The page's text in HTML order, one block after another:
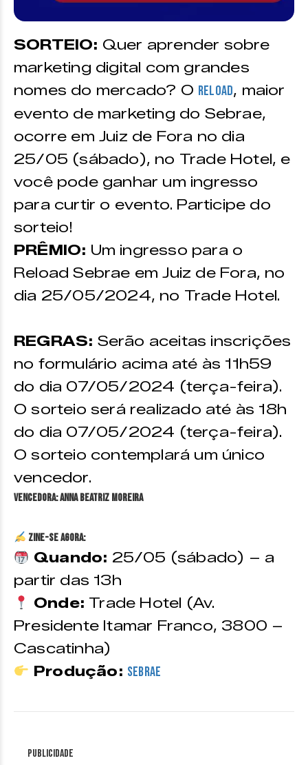
SORTEIO: Quer aprender sobre
marketing digital com grandes
nomes do mercado? O Reload, maior
evento de marketing do Sebrae,
ocorre em Juiz de Fora no dia
25/05 (sábado), no Trade Hotel, e
você pode ganhar um ingresso
para curtir o evento. Participe do
sorteio!
PRÊMIO: Um ingresso para o
Reload Sebrae em Juiz de Fora, no
dia 25/05/2024, no Trade Hotel.
REGRAS: Serão aceitas inscrições
no formulário acima até às 11h59
do dia 07/05/2024 (terça-feira).
O sorteio será realizado até às 18h
do dia 07/05/2024 (terça-feira).
O sorteio contemplará um único
vencedor.
VENCEDORA: Anna Beatriz Moreira
ZINE-SE AGORA:
Quando: 25/05 (sábado) – a
partir das 13h
Onde: Trade Hotel (Av.
Presidente Itamar Franco, 3800 –
Cascatinha)
Produção: Sebrae
Publicidade